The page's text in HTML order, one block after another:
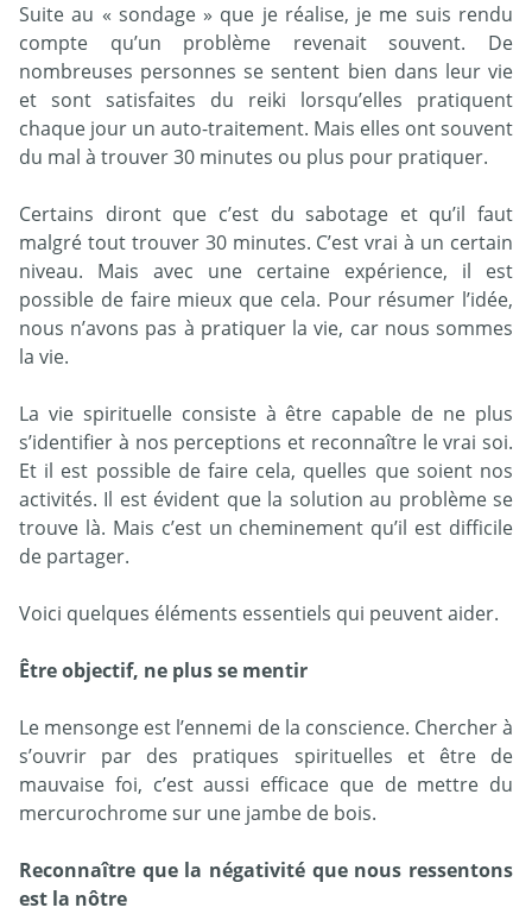
Suite au « sondage » que je réalise, je me suis rendu
compte qu’un problème revenait souvent. De
nombreuses personnes se sentent bien dans leur vie
et sont satisfaites du reiki lorsqu’elles pratiquent
chaque jour un auto-traitement. Mais elles ont souvent
du mal à trouver 30 minutes ou plus pour pratiquer.
Certains diront que c’est du sabotage et qu’il faut
malgré tout trouver 30 minutes. C’est vrai à un certain
niveau. Mais avec une certaine expérience, il est
possible de faire mieux que cela. Pour résumer l’idée,
nous n’avons pas à pratiquer la vie, car nous sommes
la vie.
La vie spirituelle consiste à être capable de ne plus
s’identifier à nos perceptions et reconnaître le vrai soi.
Et il est possible de faire cela, quelles que soient nos
activités. Il est évident que la solution au problème se
trouve là. Mais c’est un cheminement qu’il est difficile
de partager.
Voici quelques éléments essentiels qui peuvent aider.
Être objectif, ne plus se mentir
Le mensonge est l’ennemi de la conscience. Chercher à
s’ouvrir par des pratiques spirituelles et être de
mauvaise foi, c’est aussi efficace que de mettre du
mercurochrome sur une jambe de bois.
Reconnaître que la négativité que nous ressentons
est la nôtre